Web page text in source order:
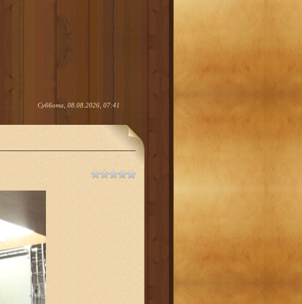
Суббота, 08.08.2026, 07:41